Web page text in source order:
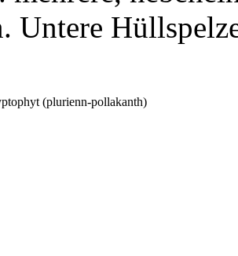
Untere
(plurienn-pollakanth)